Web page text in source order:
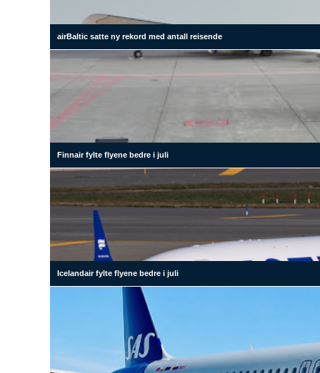
airBaltic satte ny rekord med antall reisende
Finnair fylte flyene bedre i juli
Icelandair fylte flyene bedre i juli